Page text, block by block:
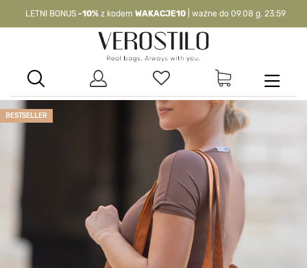
LETNI BONUS -10% z kodem WAKACJE10 | ważne do 09.08 g. 23:59
WAKACJE10| nie dotyczy produktów z flagą OKAZJA >
BESTSELLER